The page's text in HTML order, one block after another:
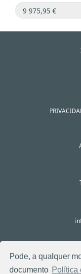
Pode, a qualquer
documento Política